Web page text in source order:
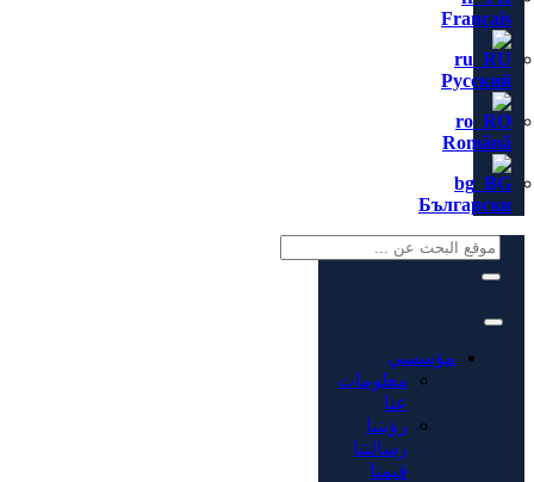
Français
Русский
Română
Български
مؤسسي
معلومات
عنا
رؤيتنا
رسالتنا
قيمنا